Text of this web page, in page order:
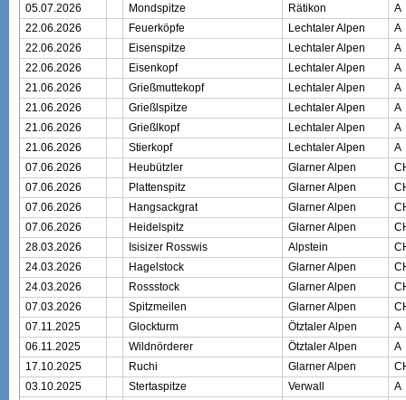
05.07.2026
Mondspitze Rätikon
A
22.06.2026
Feuerköpfe Lechtaler Alpen
A
22.06.2026
Eisenspitze Lechtaler Alpen
A
22.06.2026
Eisenkopf Lechtaler Alpen
A
21.06.2026
Grießmuttekopf Lechtaler Alpen
A
21.06.2026
Grießlspitze Lechtaler Alpen
A
21.06.2026
Grießlkopf Lechtaler Alpen
A
21.06.2026
Stierkopf Lechtaler Alpen
A
07.06.2026
Heubützler Glarner Alpen
07.06.2026
Plattenspitz Glarner Alpen
07.06.2026
Hangsackgrat Glarner Alpen
07.06.2026
Heidelspitz Glarner Alpen
28.03.2026
Isisizer Rosswis Alpstein
24.03.2026
Hagelstock Glarner Alpen
24.03.2026
Rossstock Glarner Alpen
07.03.2026
Spitzmeilen Glarner Alpen
07.11.2025
Glockturm Ötztaler Alpen
A
06.11.2025
Wildnörderer Ötztaler Alpen
A
17.10.2025
Ruchi Glarner Alpen
03.10.2025
Stertaspitze Verwall
A